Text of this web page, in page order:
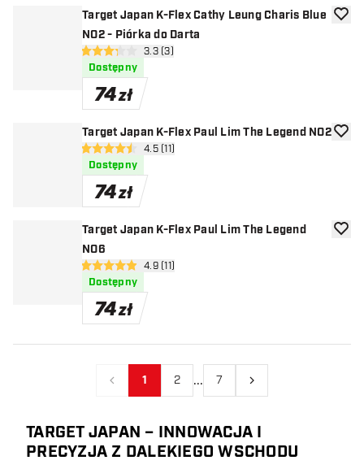
Target Japan K-Flex Cathy Leung Charis Blue
NO2 - Piórka do Darta
otwórz panel recenzji
3.3 gwiazdki oceny
3.3 (3)
Dostępny
74zł
Target Japan K-Flex Paul Lim The Legend NO2
otwórz panel recenzji
4.5 gwiazdki oceny
4.5 (11)
Dostępny
74zł
dodaj
Target Japan K-Flex Paul Lim The Legend
NO6
otwórz panel recenzji
4.9 gwiazdki oceny
4.9 (11)
Dostępny
74zł
Poprzedni
1 2 ... 7 Następny
TARGET JAPAN – INNOWACJA I
PRECYZJA Z DALEKIEGO WSCHODU